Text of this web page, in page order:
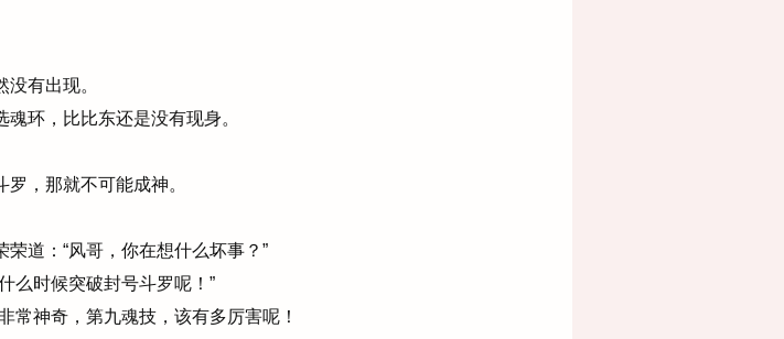
有出现。
环，比比东还是没有现身。
，那就不可能成神。
道：“风哥，你在想什么坏事？”
么时候突破封号斗罗呢！”
神奇，第九魂技，该有多厉害呢！